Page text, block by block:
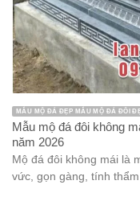
MẪU MỘ ĐÁ ĐẸP MẪU MỘ ĐÁ ĐÔI
Mẫu mộ đá đôi không
năm 2026
Mộ đá đôi không mái là
vức, gọn gàng, tính